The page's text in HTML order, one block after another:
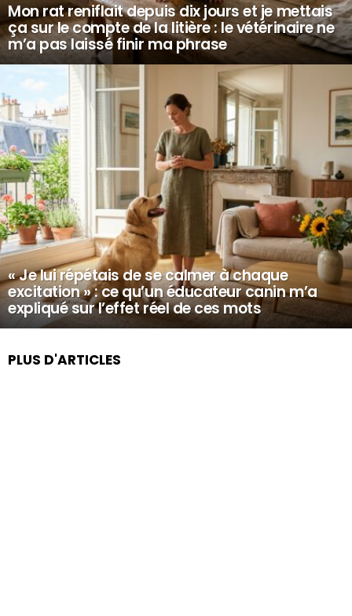
Mon rat reniflait depuis dix jours et je mettais
ça sur le compte de la litière : le vétérinaire ne
m’a pas laissé finir ma phrase
« Je lui répétais de se calmer à chaque
excitation » : ce qu’un éducateur canin m’a
expliqué sur l’effet réel de ces mots
PLUS D'ARTICLES